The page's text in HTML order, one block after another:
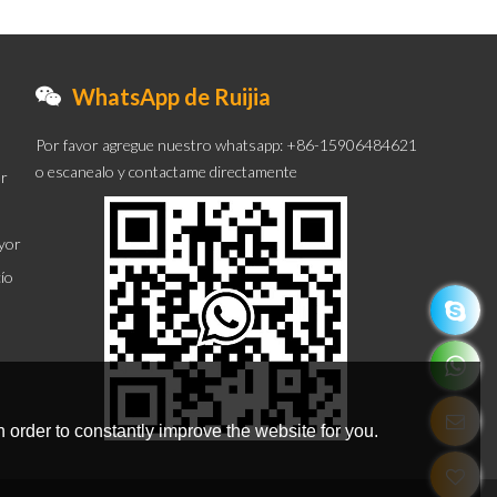
WhatsApp de Ruijia
Por favor agregue nuestro whatsapp: +86-15906484621
o escanealo y contactame directamente
to constantly improve the website for you.